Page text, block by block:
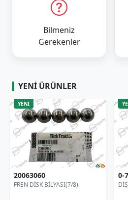
Bilmeniz
Gerekenler
YENI ÜRÜNLER
8)
YENİ
DİŞLİ MİL- ŞANZIMAN